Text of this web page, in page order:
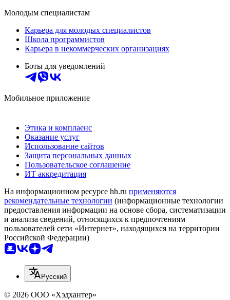
Молодым специалистам
Карьера для молодых специалистов
Школа программистов
Карьера в некоммерческих организациях
Боты для уведомлений
Мобильное приложение
Этика и комплаенс
Оказание услуг
Использование сайтов
Защита персональных данных
Пользовательское соглашение
ИТ аккредитация
На информационном ресурсе hh.ru применяются
рекомендательные технологии (информационные технологии
предоставления информации на основе сбора, систематизации
и анализа сведений, относящихся к предпочтениям
пользователей сети «Интернет», находящихся на территории
Российской Федерации)
Русский
© 2026 ООО «Хэдхантер»